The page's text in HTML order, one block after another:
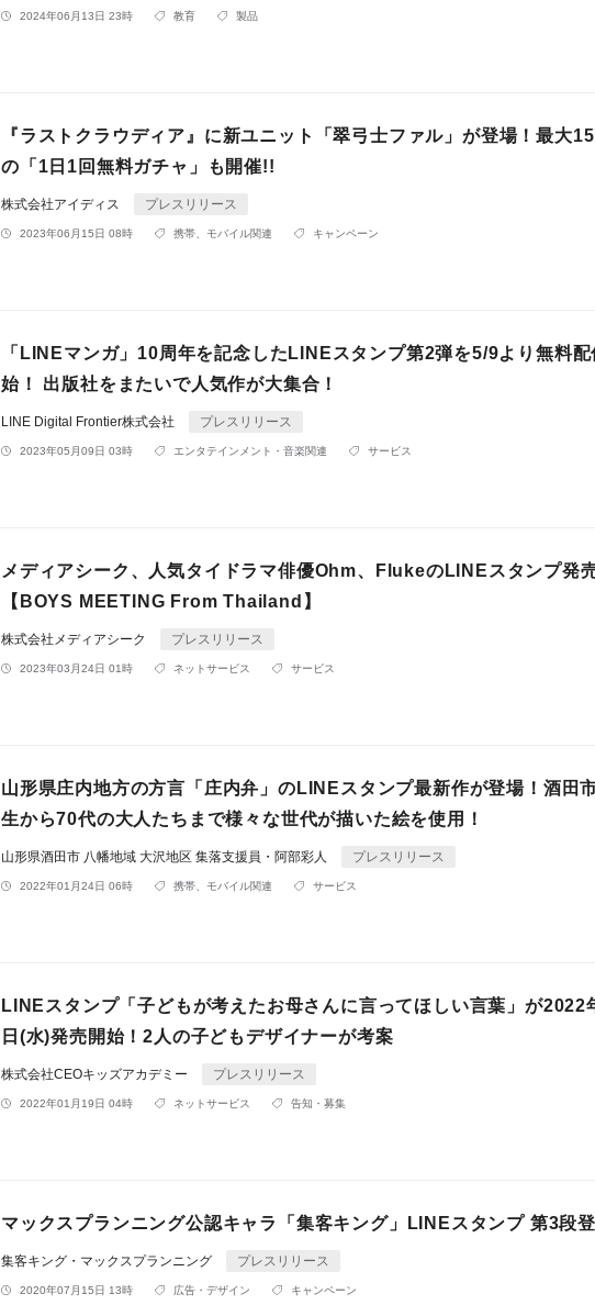
2024年06月13日 23時 教育 製品
『ラストクラウディア』に新ユニット「翠弓士ファル」が登場！最大
の「1日1回無料ガチャ」も開催!!
株式会社アイディス プレスリリース
2023年06月15日 08時 携帯、モバイル関連 キャンペーン
「LINEマンガ」10周年を記念したLINEスタンプ第2弾を5/9より無料配
始！ 出版社をまたいで人気作が大集合！
LINE Digital Frontier株式会社 プレスリリース
2023年05月09日 03時 エンタテインメント・音楽関連 サービス
メディアシーク、人気タイドラマ俳優Ohm、FlukeのLINEスタンプ発
【BOYS MEETING From Thailand】
株式会社メディアシーク プレスリリース
2023年03月24日 01時 ネットサービス サービス
山形県庄内地方の方言「庄内弁」のLINEスタンプ最新作が登場！酒田
生から70代の大人たちまで様々な世代が描いた絵を使用！
山形県酒田市 八幡地域 大沢地区 集落支援員・阿部彩人 プレスリリース
2022年01月24日 06時 携帯、モバイル関連 サービス
LINEスタンプ「子どもが考えたお母さんに言ってほしい言葉」が2022
日(水)発売開始！2人の子どもデザイナーが考案
株式会社CEOキッズアカデミー プレスリリース
2022年01月19日 04時 ネットサービス 告知・募集
マックスプランニング公認キャラ「集客キング」LINEスタンプ 第3段登
集客キング・マックスプランニング プレスリリース
2020年07月15日 13時 広告・デザイン キャンペーン